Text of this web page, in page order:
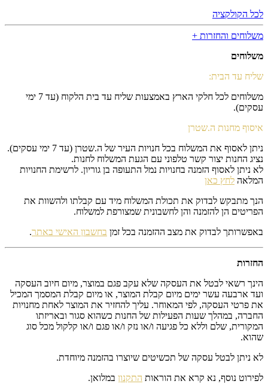
לכל הקולקציה
משלוחים והחזרות +
משלוחים
שליח עד הבית:
משלוחים לכל חלקי הארץ באמצעות שליח עד בית הלקוח (עד 7 ימי
עסקים).
איסוף מחנות ה.שטרן
ניתן לאסוף את המשלוח בכל חנויות העיר של ה.שטרן (עד 7 ימי עסקים).
נציג החנות יצור קשר טלפוני עם הגעת המשלוח לחנות.
לא ניתן לאסוף הזמנה בחנויות נמל התעופה בן גוריון. לרשימת החנויות
המלאה לחץ כאן
הנך מתבקש לבדוק את תכולת המשלוח מיד עם קבלתו ולהשוות את
הפריטים הן להזמנה והן לחשבונית שמצורפת למשלוח.
באפשרותך לבדוק את מצב ההזמנה בכל זמן בחשבון האישי באתר.
החזרות
הינך רשאי לבטל את העסקה שלא עקב פגם במוצר, מיום חיוב העסקה
ועד ארבעה עשר ימים מיום קבלת המוצר, או מיום קבלת המסמך המכיל
את פרטי העסקה, לפי המאוחר. עליך להחזיר את המוצר לאחת מחנויות
החברה, במהלך שעות הפעילות של החנות כשהוא סגור ובאריזתו
המקורית, שלם וללא כל פגיעה ו/או נזק ו/או פגם ו/או קלקול מכל סוג
שהוא.
לא ניתן לבטל עסקה של תכשיטים שיוצרו בהזמנה מיוחדת.
לפירוט נוסף, נא קרא את הוראות התקנון במלואן.